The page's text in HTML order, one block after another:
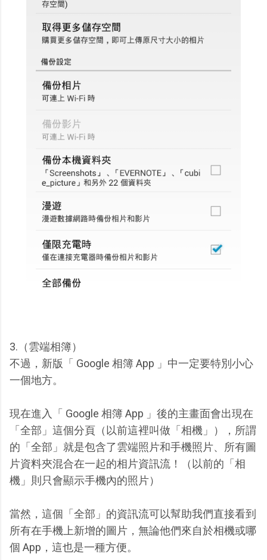
3.（雲端相簿）
不過，新版「 Google 相簿 App 」中一定要特別小心
一個地方。
現在進入「 Google 相簿 App 」後的主畫面會出現在
「全部」這個分頁（以前這裡叫做「相機」），所謂
的「全部」就是包含了雲端照片和手機照片、所有圖
片資料夾混合在一起的相片資訊流！（以前的「相
機」則只會顯示手機內的照片）
當然，這個「全部」的資訊流可以幫助我們直接看到
所有在手機上新增的圖片，無論他們來自於相機或哪
個 App，這也是一種方便。